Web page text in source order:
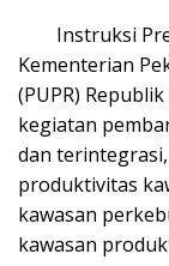
Instruksi
Kementerian
(PUPR)
kegiatan
dan
produktivitas
kawasan
kawasan